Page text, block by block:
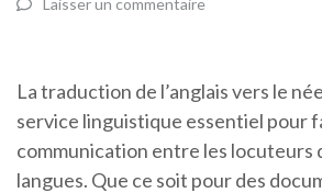
Laisser un commentaire
La traduction de l’anglais vers le
service linguistique essentiel pour
communication entre les locuteurs
langues. Que ce soit pour des